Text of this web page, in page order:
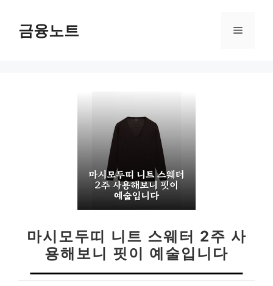
금융노트 메
마시모두띠 니트 스웨터 2주 사
용해보니 핏이 예술입니다